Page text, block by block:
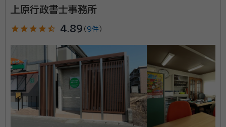
務所。駅からすぐのところにあるため、沿線を利用した
ときにも気軽に立ち寄れます。 もっとも身近な法律家を
おります。相談者を第一に考え、かけがえのないパート
ナーとして信頼関係の構築を心がけた丁寧な相談対応
を心がけております。 初回相談は無料なので、相続で悩
みごとがある方はぜひご相談ください。 【対応地域】熊
本県内 【営業時間】平日9:00～18:00
資格等：行政書士
所属団体： 熊本県行政書士会
上原行政書士事務所
star star star star star_half 4.89 （ 9件 ）